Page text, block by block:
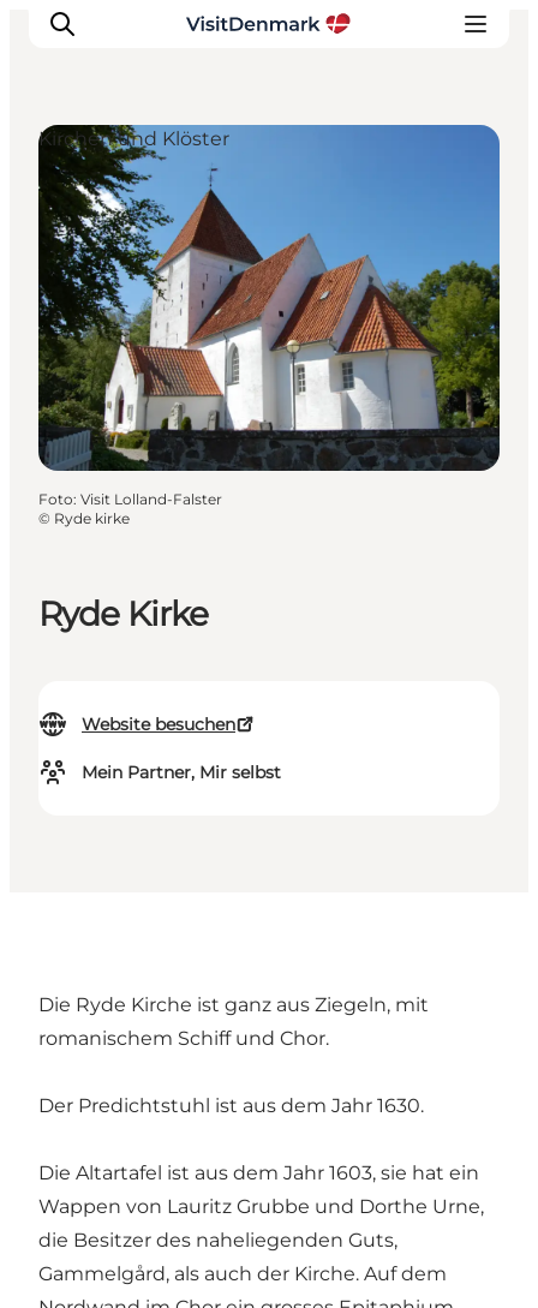
Inspiration
Regionen
Erlebnisse
Unterkünfte
Reiseplanung
Ryde Kirke
Website besuchen
Mein Partner, Mir selbst
Kirchen und Klöster
Foto: Visit Lolland-Falster
© Ryde kirke
Die Ryde Kirche ist ganz aus Ziegeln, mit
romanischem Schiff und Chor.
Der Predichtstuhl ist aus dem Jahr 1630.
Die Altartafel ist aus dem Jahr 1603, sie hat ein
Wappen von Lauritz Grubbe und Dorthe Urne,
die Besitzer des naheliegenden Guts,
Gammelgård, als auch der Kirche. Auf dem